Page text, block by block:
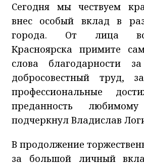
Сегодня мы чествуем
внес особый вклад в
города. От лица
Красноярска примите
слова благодарности
добросовестный труд,
профессиональные
преданность
подчеркнул Владислав
В продолжение
за большой личный